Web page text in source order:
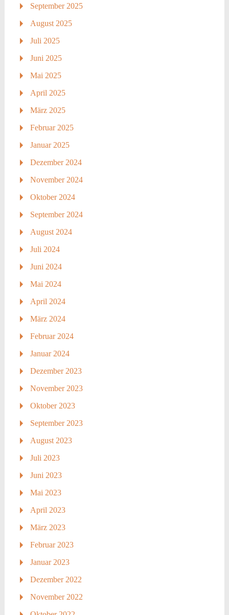
September 2025
August 2025
Juli 2025
Juni 2025
Mai 2025
April 2025
März 2025
Februar 2025
Januar 2025
Dezember 2024
November 2024
Oktober 2024
September 2024
August 2024
Juli 2024
Juni 2024
Mai 2024
April 2024
März 2024
Februar 2024
Januar 2024
Dezember 2023
November 2023
Oktober 2023
September 2023
August 2023
Juli 2023
Juni 2023
Mai 2023
April 2023
März 2023
Februar 2023
Januar 2023
Dezember 2022
November 2022